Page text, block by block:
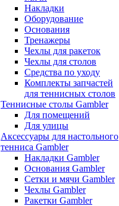
Накладки
Оборудование
Основания
Тренажеры
Чехлы для ракеток
Чехлы для столов
Средства по уходу
Комплекты запчастей
для теннисных столов
Теннисные столы Gambler
Для помещений
Для улицы
Аксессуары для настольного
тенниса Gambler
Накладки Gambler
Основания Gambler
Сетки и мячи Gambler
Чехлы Gambler
Ракетки Gambler